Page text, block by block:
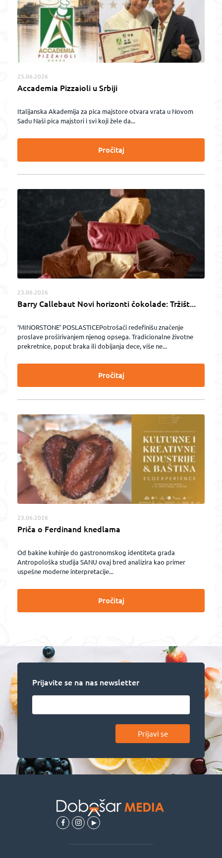
25.06.2026
Accademia Pizzaioli u Srbiji
Italijanska Akademija za pica majstore otvara vrata u Novom
Sadu Naši pica majstori i svi koji žele da...
Pročitaj
23.06.2026
Barry Callebaut Novi horizonti čokolade: Tržišt...
‘MINORSTONE’ POSLASTICEPotrošači redefinišu značenje
proslave proširivanjem njenog opsega. Tradicionalne životne
prekretnice, poput braka ili dobijanja dece, više ne...
Pročitaj
23.06.2026
Priča o Ferdinand knedlama
Od bakine kuhinje do gastronomskog identiteta grada
Antropološka studija SANU ovaj bred analizira kao primer
uspešne moderne interpretacije...
Pročitaj
Prijavite se na nas newsletter
Prijavi se